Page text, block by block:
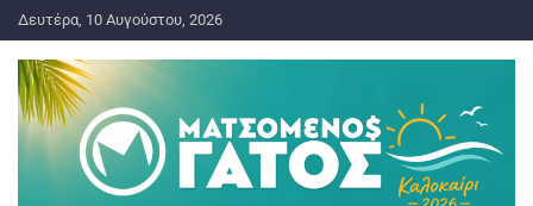
Δευτέρα, 10 Αυγούστου, 2026